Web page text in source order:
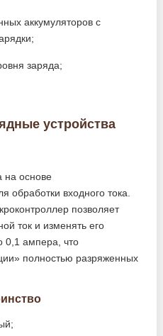
аккумуляторов с
заряда;
устройства
на основе
обработки входного тока.
позволяет
ток и изменять его
0,1 ампера, что
полностью разряженных